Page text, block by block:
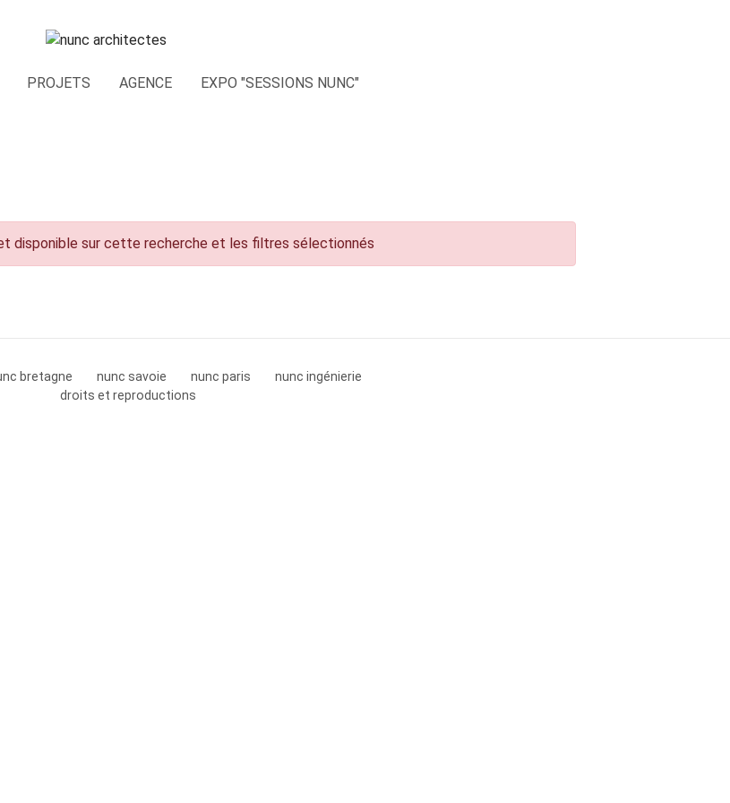
PROJETS AGENCE EXPO "SESSIONS NUNC"
disponible sur cette recherche et les filtres sélectionnés
bretagne nunc savoie nunc paris
nunc ingénierie
droits et reproductions